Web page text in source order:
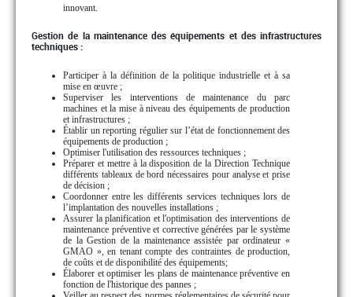
innovant.
Gestion de la maintenance des équipements et des infrastructures
techniques :
Participer à la définition de la politique industrielle et à sa
mise en œuvre ;
Superviser les interventions de maintenance du parc
machines et la mise à niveau des équipements de production
et infrastructures ;
Établir un reporting régulier sur l’état de fonctionnement des
équipements de production ;
Optimiser l'utilisation des ressources techniques ;
Préparer et mettre à la disposition de la Direction Technique
différents tableaux de bord nécessaires pour analyse et prise
de décision ;
Coordonner entre les différents services techniques lors de
l’implantation des nouvelles installations ;
Assurer la planification et l'optimisation des interventions de
maintenance préventive et corrective générées par le système
de la Gestion de la maintenance assistée par ordinateur «
GMAO », en tenant compte des contraintes de production,
de coûts et de disponibilité des équipements;
Élaborer et optimiser les plans de maintenance préventive en
fonction de l'historique des pannes ;